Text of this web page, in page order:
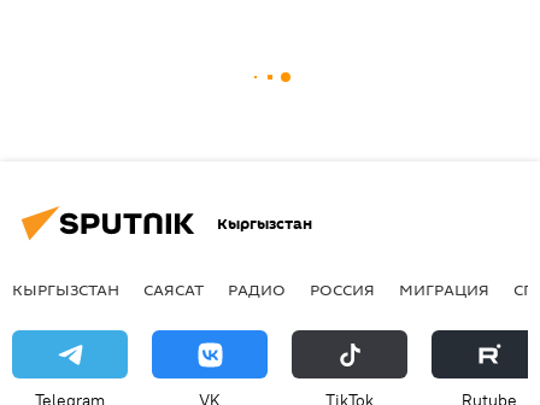
Кыргызстан
КЫРГЫЗСТАН САЯСАТ РАДИО РОССИЯ МИГРАЦИЯ
Telegram VK ТikТоk Rutube